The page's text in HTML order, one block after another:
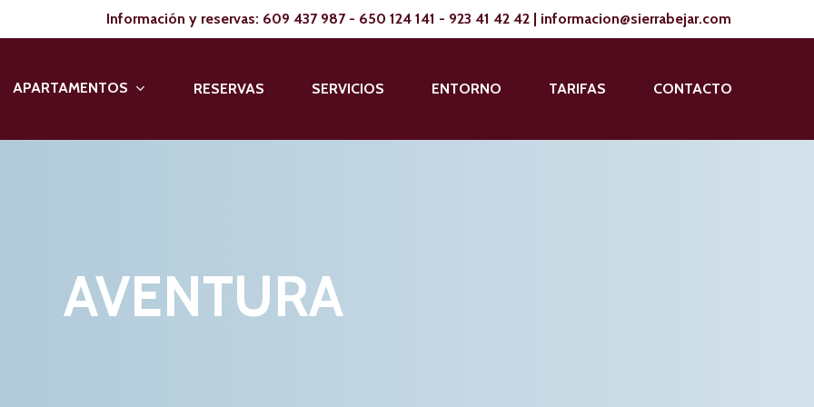
Información y reservas: 609 437 987- 650 124 141 - 923 41 42 42 | informacion@sierrabejar.com
APARTAMENTOS RESERVAS SERVICIOS ENTORNO TARIFAS CONTACTO
AVENTURA